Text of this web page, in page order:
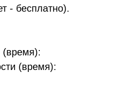
- бесплатно).
(время):
(время):